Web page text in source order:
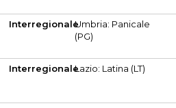
InterregionaleUmbria: Panicale
(PG)
InterregionaleLazio: Latina (LT)